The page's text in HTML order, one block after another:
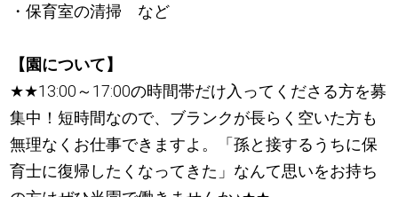
・保育室の清掃 など
【園について】
★★13:00～17:00の時間帯だけ入ってくださる方を募
集中！短時間なので、ブランクが長らく空いた方も
無理なくお仕事できますよ。「孫と接するうちに保
育士に復帰したくなってきた」なんて思いをお持ち